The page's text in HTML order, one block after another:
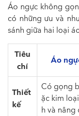
Áo ngực không
có những ưu và
sánh giữa hai loại
Tiêu
chí
Áo
Thiết
kế
Có gọng
ặc kim
h và nâng